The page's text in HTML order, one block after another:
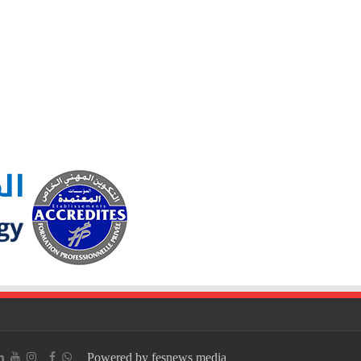
Powered by fesnews media